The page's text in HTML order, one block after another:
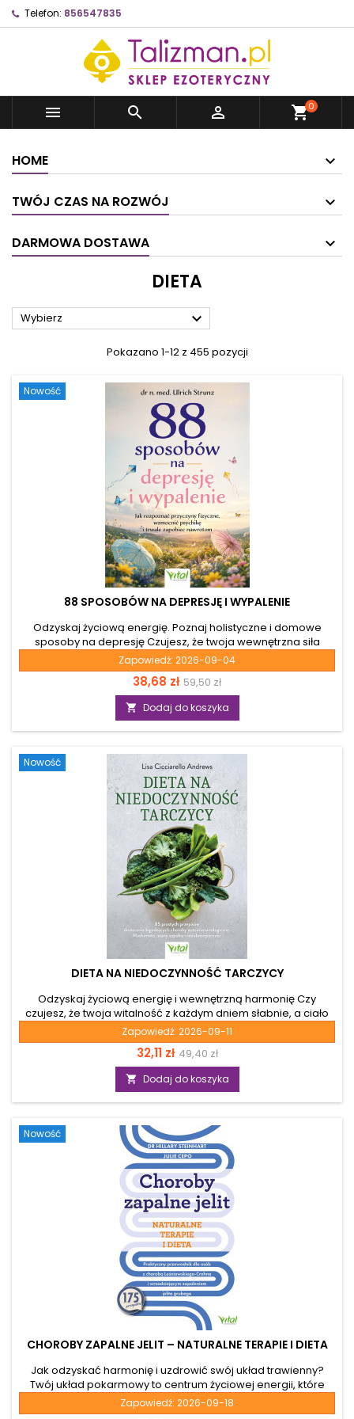
Telefon: 856547835
   shopping_cart0
HOME
TWÓJ CZAS NA ROZWÓJ
DARMOWA DOSTAWA
DIETA
Wybierz 
Pokazano 1-12 z 455 pozycji
Nowość
88 SPOSOBÓW NA DEPRESJĘ I WYPALENIE
Odzyskaj życiową energię. Poznaj holistyczne i domowe
sposoby na depresję Czujesz, że twoja wewnętrzna siła
gaśnie, a życiowa energia została zablokowana przez
niepokój i przewlekły stres? Jeśli zmagasz się ze spadkiem
wibracji, a stany lękowe odcinają cię od odczuwania radości,
z pewnością zadajesz sobie pytanie: jak pozbyć się depresji,
by znów żyć w pełnej harmonii. Często szukamy przyczyn
naszych kryzysów wyłącznie w sferze duchowej lub
Zapowiedź: 2026-09-04
Cena
38,68 zł Cena
podstawowa
59,50 zł
 Dodaj do koszyka
Nowość
DIETA NA NIEDOCZYNNOŚĆ TARCZYCY
Odzyskaj życiową energię i wewnętrzną harmonię Czy
czujesz, że twoja witalność z każdym dniem słabnie, a ciało
wysyła sygnały o braku równowagi? Choroby
autoimmunologiczne, takie jak Hashimoto, oraz zaburzenia
hormonalne potrafią zablokować naturalny przepływ energii.
Jeśli szukasz holistycznego rozwiązania, to ta książka jest
pozycją stworzoną właśnie dla ciebie. To znacznie więcej niż
kolejna książka kulinarna. To klucz do zrozumienia, jak
Zapowiedź: 2026-09-11
Cena
32,11 zł Cena
podstawowa
49,40 zł
 Dodaj do koszyka
Nowość
CHOROBY ZAPALNE JELIT – NATURALNE TERAPIE I DIETA
Jak odzyskać harmonię i uzdrowić swój układ trawienny?
Twój układ pokarmowy to centrum życiowej energii, które
decyduje o twoim codziennym samopoczuciu. Kiedy
dotykają cię choroby zapalne jelit, takie jak choroba
Zapowiedź: 2026-09-18